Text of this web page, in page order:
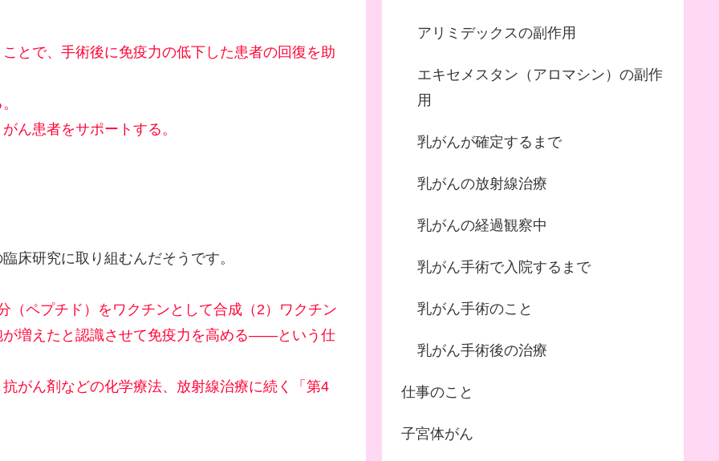
とで、手術後に免疫力の低下した患者の回復を助
ん患者をサポートする。
床研究に取り組むんだそうです。
（ペプチド）をワクチンとして合成（2）ワクチン
増えたと認識させて免疫力を高める――という仕
がん剤などの化学療法、放射線治療に続く「第4
アリミデックスの副作用
エキセメスタン（アロマシン）の副作
用
乳がんが確定するまで
乳がんの放射線治療
乳がんの経過観察中
乳がん手術で入院するまで
乳がん手術のこと
乳がん手術後の治療
仕事のこと
子宮体がん